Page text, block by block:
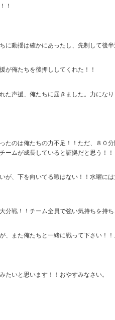
！
に動揺は確かにあったし、先制して後
が俺たちを後押ししてくれた！！
た声援、俺たちに届きました。力にな
たのは俺たちの力不足！！ただ、８０
ームが成長していると証拠だと思う！！
が、下を向いてる暇はない！！水曜に
分戦！！チーム全員で強い気持ちを持
、また俺たちと一緒に戦って下さい！
たいと思います！！おやすみなさい。